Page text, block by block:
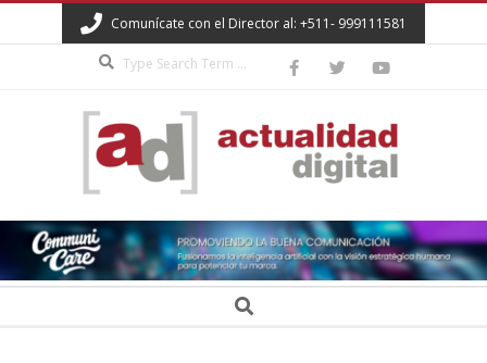
to
Comunícate con el Director al: +511- 999111581
ACTUALIDAD
DIGITAL Search